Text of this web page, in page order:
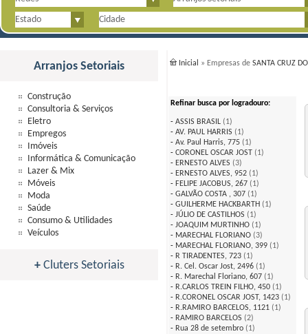
Arranjos Setoriais
Construção
Consultoria & Serviços
Eletro
Empregos
Imóveis
Informática & Comunicação
Lazer & Mix
Móveis
Moda
Saúde
Consumo & Utilidades
Veículos
Inicial » Empresas de SANTA CRUZ
Refinar busca por logradouro:
- ASSIS BRASIL (1)
- AV. PAUL HARRIS (1)
- Av. Paul Harris, 775 (1)
- CORONEL OSCAR JOST (1)
- ERNESTO ALVES (3)
- ERNESTO ALVES, 952 (1)
- FELIPE JACOBUS, 267 (1)
- GALVÃO COSTA , 307 (1)
- GUILHERME HACKBARTH (1)
- JÚLIO DE CASTILHOS (1)
- JOAQUIM MURTINHO (1)
- MARECHAL FLORIANO (3)
- MARECHAL FLORIANO, 399 (1)
- R TIRADENTES, 723 (1)
- R. Cel. Oscar Jost, 2496 (1)
- R. Marechal Floriano, 607 (1)
- R.CARLOS TREIN FILHO, 450 (1)
- R.CORONEL OSCAR JOST, 1423 (1)
- R.RAMIRO BARCELOS, 1121 (1)
- RAMIRO BARCELOS (2)
- Rua 28 de setembro (1)
+Cluters Setoriais